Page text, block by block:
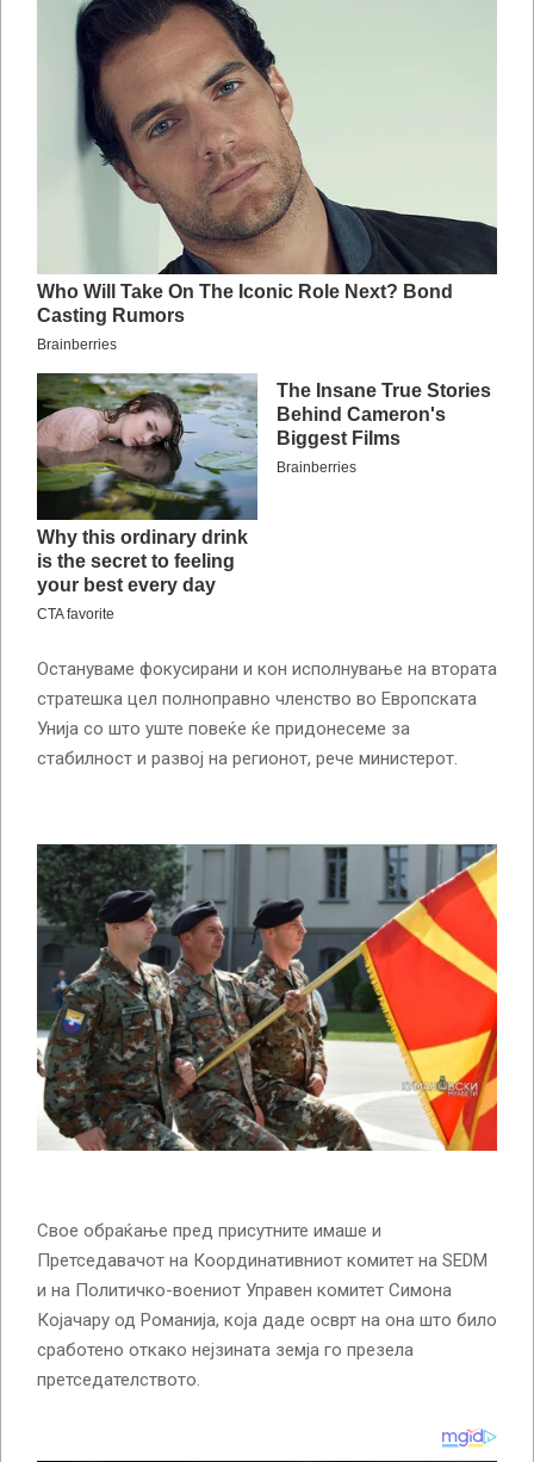
Остануваме фокусирани и кон исполнување на втората
стратешка цел полноправно членство во Европската
Унија со што уште повеќе ќе придонесеме за
стабилност и развој на регионот, рече министерот.
Свое обраќање пред присутните имаше и
Претседавачот на Координативниот комитет на SEDM
и на Политичко-воениот Управен комитет Симона
Којачару од Романија, која даде осврт на она што било
сработено откако нејзината земја го презела
претседателството.